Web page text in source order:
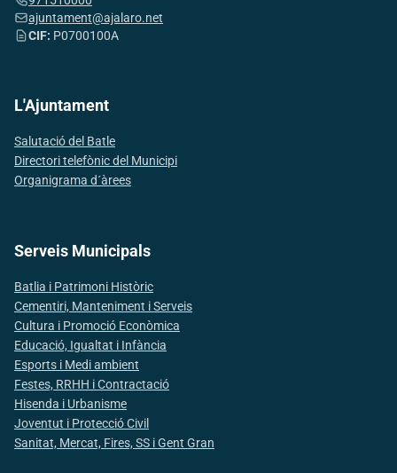
ajuntament@ajalaro.net
CIF: P0700100A
L'Ajuntament
Salutació del Batle
Directori telefònic del Municipi
Organigrama d´àrees
Serveis Municipals
Batlia i Patrimoni Històric
Cementiri, Manteniment i Serveis
Cultura i Promoció Econòmica
Educació, Igualtat i Infància
Esports i Medi ambient
Festes, RRHH i Contractació
Hisenda i Urbanisme
Joventut i Protecció Civil
Sanitat, Mercat, Fires, SS i Gent Gran